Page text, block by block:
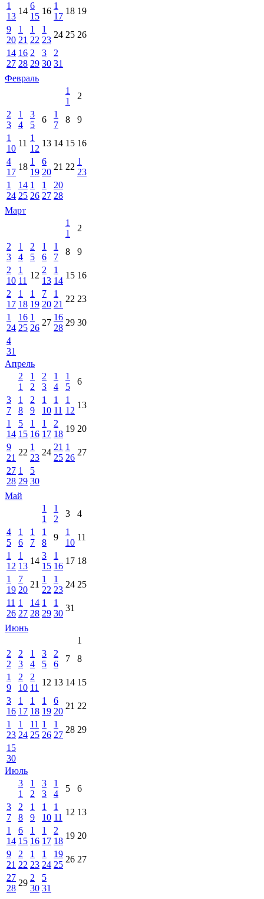
1
13
14
6
15
16
1
17
18 19
9
20
1
21
1
22
1
23
24 25 26
14
27
16
28
2
29
3
30
2
31
Февраль
1
1
2
2
3
1
4
3
5
6
1
7
8
9
1
10
11
1
12
13 14 15 16
4
17
18
1
19
6
20
21 22
1
23
1
24
14
25
1
26
1
27
20
28
Март
1
1
2
2
3
1
4
2
5
1
6
1
7
8
9
2
10
1
11
12
2
13
1
14
15 16
2
17
1
18
1
19
7
20
1
21
22 23
1
24
16
25
1
26
27
16
28
29 30
4
31
Апрель
2
1
1
2
2
3
1
4
1
5
6
3
7
1
8
2
9
1
10
1
11
1
12
13
1
14
5
15
1
16
1
17
2
18
19 20
9
21
22
1
23
24
21
25
1
26
27
27
28
1
29
5
30
Май
1
1
1
2
3
4
4
5
1
6
1
7
1
8
9
1
10
11
1
12
1
13
14
3
15
1
16
17 18
1
19
7
20
21
1
22
1
23
24 25
11
26
1
27
14
28
1
29
1
30
31
Июнь
1
2
2
2
3
1
4
3
5
2
6
7
8
1
9
2
10
2
11
12 13 14 15
3
16
1
17
1
18
1
19
6
20
21 22
1
23
1
24
11
25
1
26
1
27
28 29
15
30
Июль
3
1
1
2
3
3
1
4
5
6
3
7
2
8
1
9
1
10
1
11
12 13
1
14
6
15
1
16
1
17
2
18
19 20
9
21
2
22
1
23
1
24
19
25
26 27
27
28
29
2
30
5
31